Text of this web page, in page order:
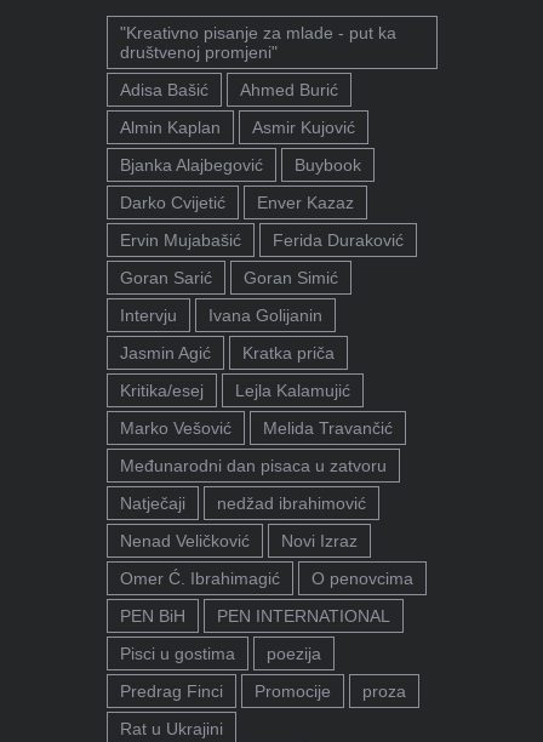
"Kreativno pisanje za mlade - put ka
društvenoj promjeni"
Adisa Bašić
Ahmed Burić
Almin Kaplan
Asmir Kujović
Bjanka Alajbegović
Buybook
Darko Cvijetić
Enver Kazaz
Ervin Mujabašić
Ferida Duraković
Goran Sarić
Goran Simić
Intervju
Ivana Golijanin
Jasmin Agić
Kratka priča
Kritika/esej
Lejla Kalamujić
Marko Vešović
Melida Travančić
Međunarodni dan pisaca u zatvoru
Natječaji
nedžad ibrahimović
Nenad Veličković
Novi Izraz
Omer Ć. Ibrahimagić
O penovcima
PEN BiH
PEN INTERNATIONAL
Pisci u gostima
poezija
Predrag Finci
Promocije
proza
Rat u Ukrajini